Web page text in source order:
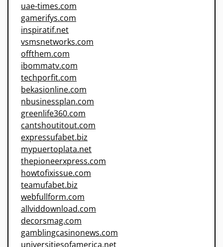
uae-times.com
gamerifys.com
inspiratif.net
vsmsnetworks.com
offthem.com
ibommatv.com
techporfit.com
bekasionline.com
nbusinessplan.com
greenlife360.com
cantshoutitout.com
expressufabet.biz
mypuertoplata.net
thepioneerxpress.com
howtofixissue.com
teamufabet.biz
webfullform.com
allviddownload.com
decorsmag.com
gamblingcasinonews.com
universitiesofamerica.net